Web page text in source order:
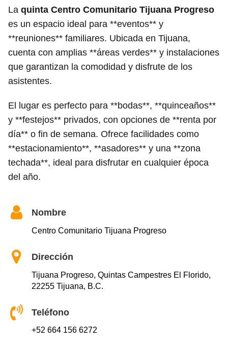
La quinta Centro Comunitario Tijuana Progreso
es un espacio ideal para **eventos** y
**reuniones** familiares. Ubicada en Tijuana,
cuenta con amplias **áreas verdes** y instalaciones
que garantizan la comodidad y disfrute de los
asistentes.
El lugar es perfecto para **bodas**, **quinceaños**
y **festejos** privados, con opciones de **renta por
día** o fin de semana. Ofrece facilidades como
**estacionamiento**, **asadores** y una **zona
techada**, ideal para disfrutar en cualquier época
del año.
Nombre
Centro Comunitario Tijuana Progreso
Dirección
Tijuana Progreso, Quintas Campestres El Florido,
22255 Tijuana, B.C.
Teléfono
+52 664 156 6272